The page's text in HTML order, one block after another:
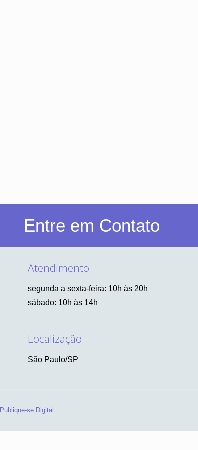
Entre em Contato
Atendimento
segunda a sexta-feira: 10h às 20h
sábado: 10h às 14h
Localização
São Paulo/SP
Publique-se Digital